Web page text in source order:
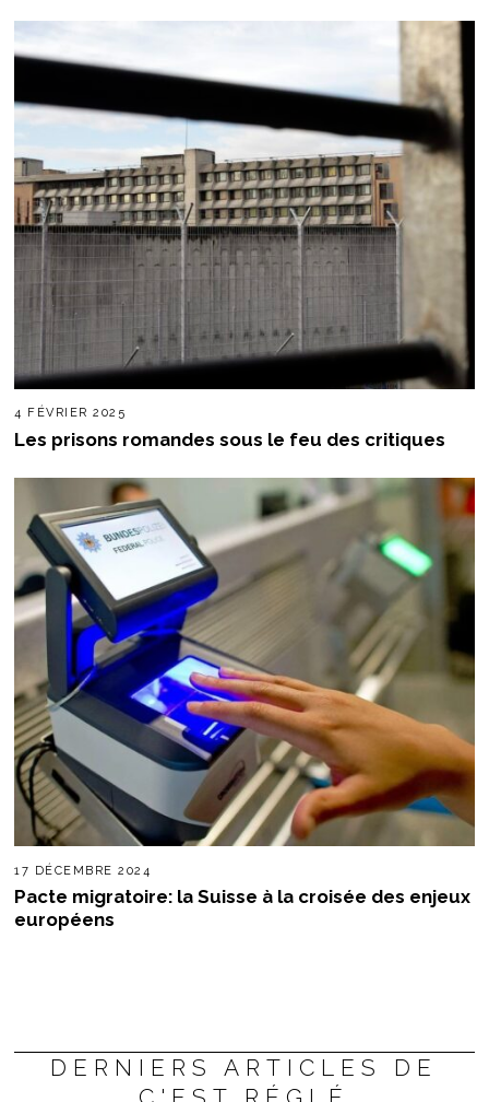
4 FÉVRIER 2025
Les prisons romandes sous le feu des critiques
17 DÉCEMBRE 2024
Pacte migratoire: la Suisse à la croisée des enjeux
européens
DERNIERS ARTICLES DE